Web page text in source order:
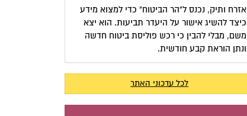
אזרח ותיק, נכנס ל"הר הביטוח" כדי למצוא מידע
כיצד להשיג אישור על היעדר תביעות. הוא יצא
משם, מבלי להבין כי רכש פוליסת ביטוח חדשה
ונתן הוראת קבע חודשית.
לכל עדכוני האתר